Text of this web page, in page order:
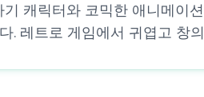
캐릭터와 코믹한 애니메이
. 레트로 게임에서 귀엽고 창